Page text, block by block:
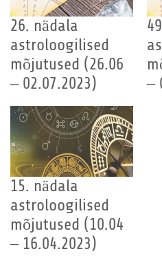
26. nädala
astroloogilised
mõjutused (26.06
– 02.07.2023) –
15. nädala
astroloogilised
mõjutused (10.04
– 16.04.2023)